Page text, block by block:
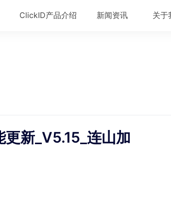
ClickID产品介绍 新闻资讯 关于
新_V5.15_连山加